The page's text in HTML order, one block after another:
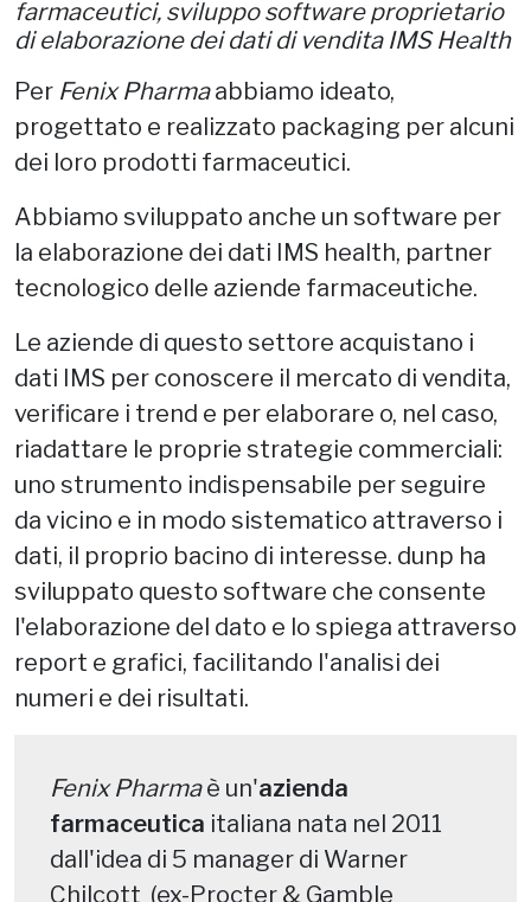
farmaceutici, sviluppo software proprietario
di elaborazione dei dati di vendita IMS Health
Per Fenix Pharmaabbiamo ideato,
progettato e realizzato packaging per alcuni
dei loro prodotti farmaceutici.
Abbiamo sviluppato anche un software per
la elaborazione dei dati IMS health, partner
tecnologico delle aziende farmaceutiche.
Le aziende di questo settore acquistano i
dati IMS per conoscere il mercato di vendita,
verificare i trend e per elaborare o, nel caso,
riadattare le proprie strategie commerciali:
uno strumento indispensabile per seguire
da vicino e in modo sistematico attraverso i
dati, il proprio bacino di interesse. dunp ha
sviluppato questo software che consente
l'elaborazione del dato e lo spiega attraverso
report e grafici, facilitando l'analisi dei
numeri e dei risultati.
Fenix Pharmaè un'azienda
farmaceutica italiana nata nel 2011
dall'idea di 5 manager di Warner
Chilcott (ex-Procter & Gamble